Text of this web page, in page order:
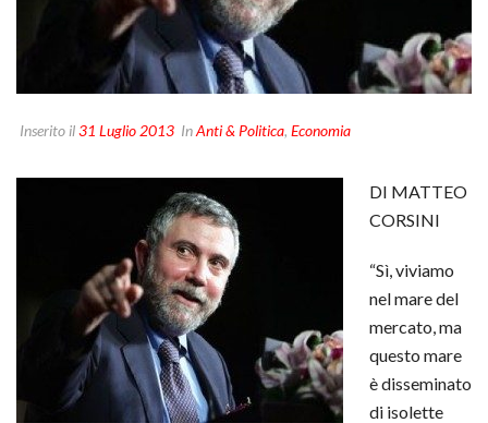
Inserito il31 Luglio 2013 InAnti & Politica, Economia
DI MATTEO
CORSINI
“Sì, viviamo
nel mare del
mercato, ma
questo mare
è disseminato
di isolette